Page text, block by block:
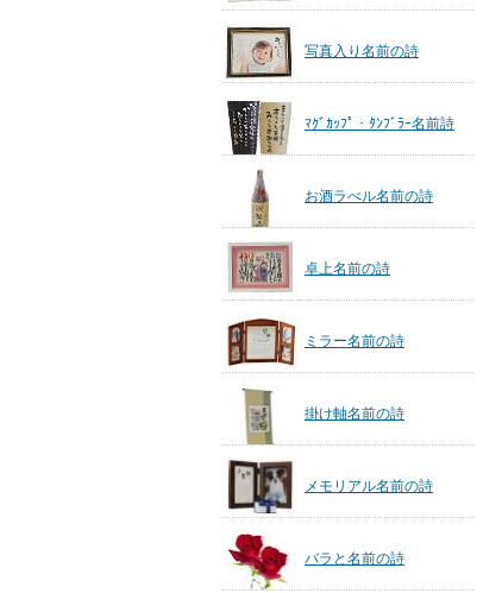
写真入り名前の詩
ﾏｸﾞｶｯﾌﾟ・ﾀﾝﾌﾞﾗｰ名前詩
お酒ラべル名前の詩
卓上名前の詩
ミラー名前の詩
掛け軸名前の詩
メモリアル名前の詩
バラと名前の詩